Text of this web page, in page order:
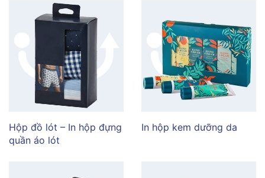
Hộp đồ lót – In hộp đựng
quần áo lót
In hộp kem dưỡng da